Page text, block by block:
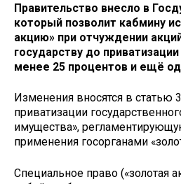
Правительство внесло в
который позволит кабмину
акцию» при отчуждении
государству до
менее 25 процентов и ещё
Изменения вносятся в статью
приватизации
имущества»,
применения госорганами
Специальное право («золотая